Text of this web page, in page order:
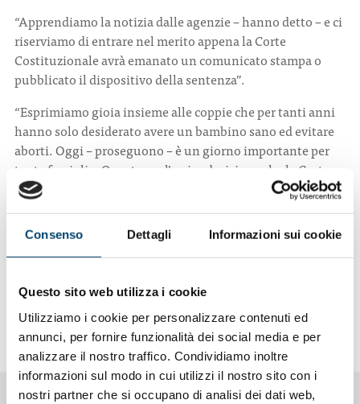
Consenso Dettagli Informazioni sui cookie
Questo sito web utilizza i cookie
Utilizziamo i cookie per personalizzare contenuti ed
annunci, per fornire funzionalità dei social media e per
analizzare il nostro traffico. Condividiamo inoltre
informazioni sul modo in cui utilizzi il nostro sito con i
nostri partner che si occupano di analisi dei dati web,
“Apprendiamo la notizia dalle agenzie – hanno detto – e ci
riserviamo di entrare nel merito appena la Corte
Costituzionale avrà emanato un comunicato stampa o
pubblicato il dispositivo della sentenza”.
“Esprimiamo gioia insieme alle coppie che per tanti anni
hanno solo desiderato avere un bambino sano ed evitare
aborti. Oggi – proseguono – è un giorno importante per
tante famiglie. Questa era l’unica decisione che la Corte
poteva prendere perché l’unica che equivale al rispetto di
diritti fondamentali delle persone. Si tratta della 36esima
decisione di tribunali, di cui tre della Corte
Costituzionale, che hanno smantellato la legge 40 del
2004”.
L’articolo completo suQuotidiano Sanità